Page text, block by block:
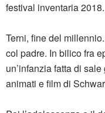
festival inventaria 2018.
Terni, fine del
col padre. In bilico fra
un’infanzia fatta di
animati e film di